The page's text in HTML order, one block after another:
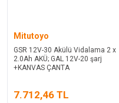
Mitutoyo
GSR 12V-30 Akülü Vidalama 2 x
2.0Ah AKÜ; GAL 12V-20 şarj
+KANVAS ÇANTA
7.712,46 TL